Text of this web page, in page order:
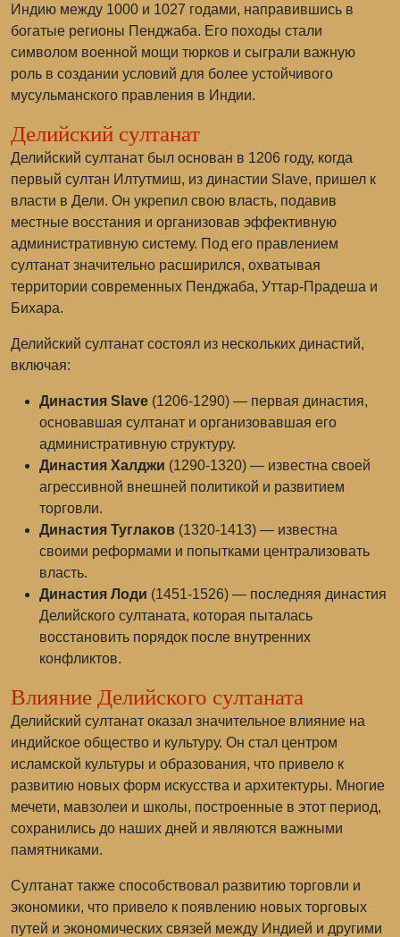
Индию между 1000 и 1027 годами, направившись в
богатые регионы Пенджаба. Его походы стали
символом военной мощи тюрков и сыграли важную
роль в создании условий для более устойчивого
мусульманского правления в Индии.
Делийский султанат
Делийский султанат был основан в 1206 году, когда
первый султан Илтутмиш, из династии Slave, пришел к
власти в Дели. Он укрепил свою власть, подавив
местные восстания и организовав эффективную
административную систему. Под его правлением
султанат значительно расширился, охватывая
территории современных Пенджаба, Уттар-Прадеша и
Бихара.
Делийский султанат состоял из нескольких династий,
включая:
Династия Slave (1206-1290) — первая династия,
основавшая султанат и организовавшая его
административную структуру.
Династия Халджи (1290-1320) — известна своей
агрессивной внешней политикой и развитием
торговли.
Династия Туглаков (1320-1413) — известна
своими реформами и попытками централизовать
власть.
Династия Лоди (1451-1526) — последняя династия
Делийского султаната, которая пыталась
восстановить порядок после внутренних
конфликтов.
Влияние Делийского султаната
Делийский султанат оказал значительное влияние на
индийское общество и культуру. Он стал центром
исламской культуры и образования, что привело к
развитию новых форм искусства и архитектуры. Многие
мечети, мавзолеи и школы, построенные в этот период,
сохранились до наших дней и являются важными
памятниками.
Султанат также способствовал развитию торговли и
экономики, что привело к появлению новых торговых
путей и экономических связей между Индией и другими